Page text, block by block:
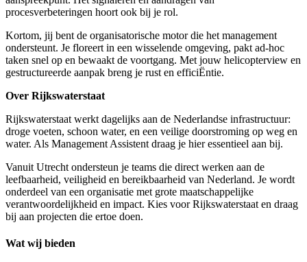
procesverbeteringen hoort ook bij je rol.
Kortom, jij bent de organisatorische motor die het management
ondersteunt. Je floreert in een wisselende omgeving, pakt ad-hoc
taken snel op en bewaakt de voortgang. Met jouw helicopterview en
gestructureerde aanpak breng je rust en efficiËntie.
Over Rijkswaterstaat
Rijkswaterstaat werkt dagelijks aan de Nederlandse infrastructuur:
droge voeten, schoon water, en een veilige doorstroming op weg en
water. Als Management Assistent draag je hier essentieel aan bij.
Vanuit Utrecht ondersteun je teams die direct werken aan de
leefbaarheid, veiligheid en bereikbaarheid van Nederland. Je wordt
onderdeel van een organisatie met grote maatschappelijke
verantwoordelijkheid en impact. Kies voor Rijkswaterstaat en draag
bij aan projecten die ertoe doen.
Wat wij bieden